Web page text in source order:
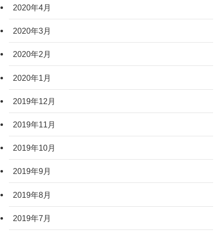
2020年4月
2020年3月
2020年2月
2020年1月
2019年12月
2019年11月
2019年10月
2019年9月
2019年8月
2019年7月